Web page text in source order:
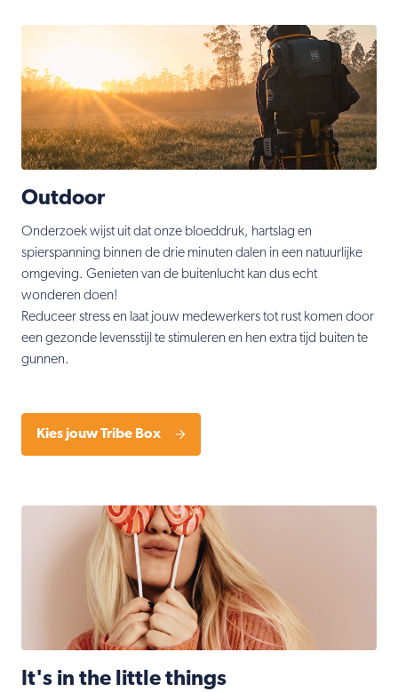
Outdoor
Onderzoek wijst uit dat onze bloeddruk, hartslag en
spierspanning binnen de drie minuten dalen in een natuurlijke
omgeving. Genieten van de buitenlucht kan dus echt
wonderen doen!
Reduceer stress en laat jouw medewerkers tot rust komen door
een gezonde levensstijl te stimuleren en hen extra tijd buiten te
gunnen.
Kies jouw Tribe Box
It's in the little things